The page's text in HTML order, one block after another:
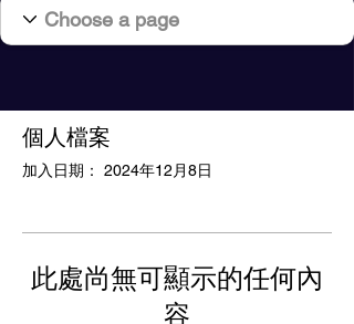
個人檔案
加入日期： 2024年12月8日
此處尚無可顯示的任何內
容